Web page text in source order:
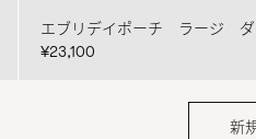
エブリデイポーチ ラージ ダ
¥23,100
新